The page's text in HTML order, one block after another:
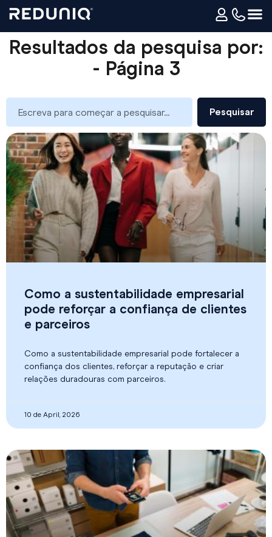
Resultados da pesquisa por:
- Página 3
Pesquisar
Como a sustentabilidade empresarial
pode reforçar a confiança de clientes
e parceiros
Como a sustentabilidade empresarial pode fortalecer a
confiança dos clientes, reforçar a reputação e criar
relações duradouras com parceiros.
10 de April, 2026